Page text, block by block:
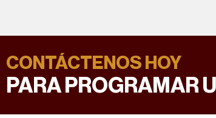
CONTÁCTENOS HOY
PARA PROGRAMAR